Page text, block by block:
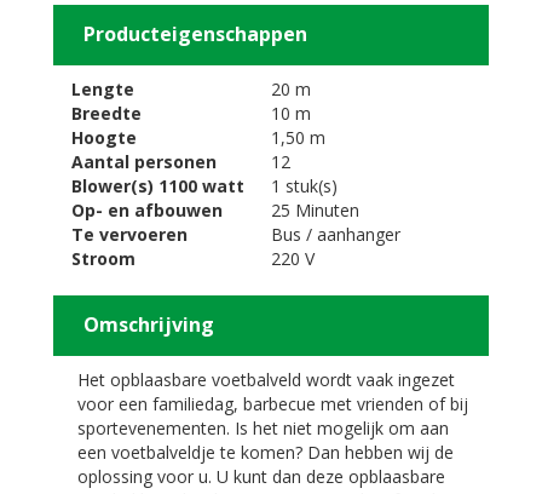
Producteigenschappen
Lengte
20 m
Breedte
10 m
Hoogte
1,50 m
Aantal personen
12
Blower(s) 1100 watt
1 stuk(s)
Op- en afbouwen
25 Minuten
Te vervoeren
Bus / aanhanger
Stroom
220 V
Omschrijving
Het opblaasbare voetbalveld wordt vaak ingezet
voor een familiedag, barbecue met vrienden of bij
sportevenementen. Is het niet mogelijk om aan
een voetbalveldje te komen? Dan hebben wij de
oplossing voor u. U kunt dan deze opblaasbare